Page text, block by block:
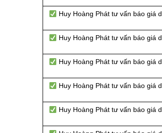
Huy Hoàng Phát tư vấn báo giá
Huy Hoàng Phát tư vấn báo giá
Huy Hoàng Phát tư vấn báo giá
Huy Hoàng Phát tư vấn báo giá
Huy Hoàng Phát tư vấn báo giá